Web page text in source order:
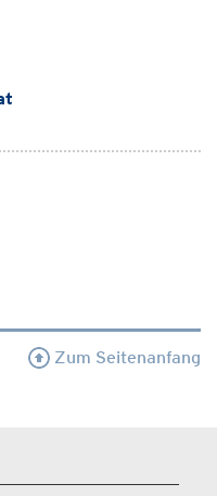
Zum Seitenanfang